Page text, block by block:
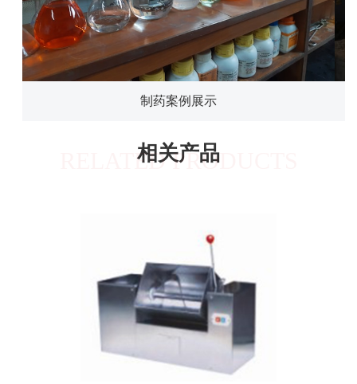
制药案例展示
相关产品
RELATED PRODUCTS